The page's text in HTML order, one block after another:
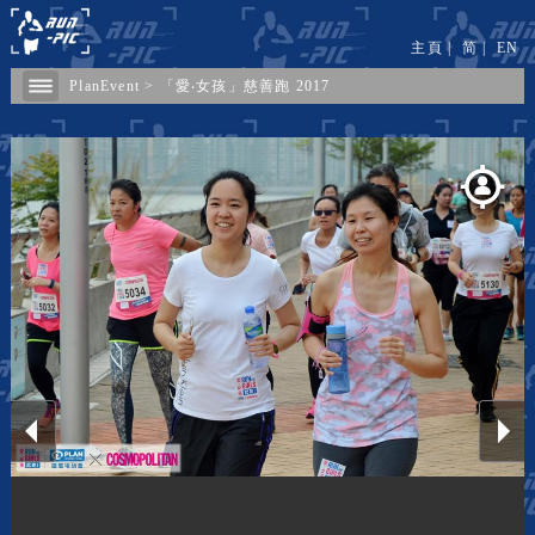
PlanEvent > 「愛‧女孩」慈善跑 2017
主頁 | 简| EN